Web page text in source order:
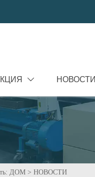
 НОВОСТИ
ДОМ >НОВОСТИ